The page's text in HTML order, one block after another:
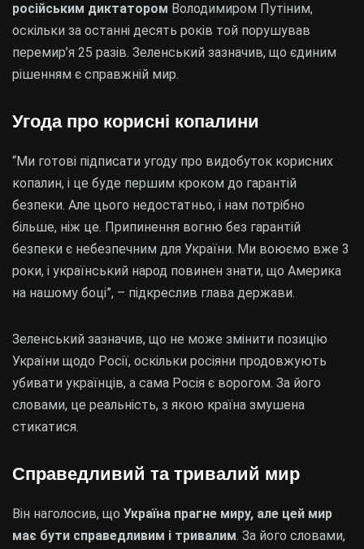
російським диктатором Володимиром Путіним,
оскільки за останні десять років той порушував
перемир’я 25 разів. Зеленський зазначив, що єдиним
рішенням є справжній мир.
Угода про корисні копалини
“Ми готові підписати угоду про видобуток корисних
копалин, і це буде першим кроком до гарантій
безпеки. Але цього недостатньо, і нам потрібно
більше, ніж це. Припинення вогню без гарантій
безпеки є небезпечним для України. Ми воюємо вже 3
роки, і український народ повинен знати, що Америка
на нашому боці”, – підкреслив глава держави.
Зеленський зазначив, що не може змінити позицію
України щодо Росії, оскільки росіяни продовжують
убивати українців, а сама Росія є ворогом. За його
словами, це реальність, з якою країна змушена
стикатися.
Справедливий та тривалий мир
Він наголосив, що Україна прагне миру, але цей мир
має бути справедливим і тривалим. За його словами,